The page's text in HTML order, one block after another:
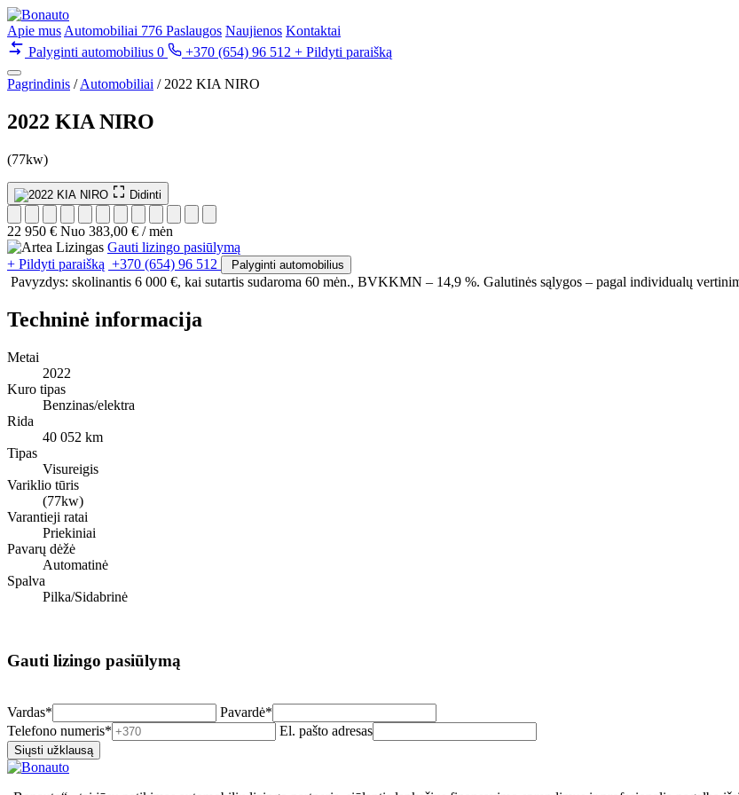
Apie mus Automobiliai 776 Paslaugos Naujienos Kontaktai
Palyginti automobilius 0 +370 (654) 96 512 + Pildyti paraišką
Pagrindinis / Automobiliai / 2022 KIA NIRO
2022 KIA NIRO
(77kw)
Didinti
22 950 € Nuo 383,00 € / mėn
Gauti lizingo pasiūlymą
+ Pildyti paraišką +370 (654) 96 512 Palyginti automobilius
Pavyzdys: skolinantis 6 000 €, kai sutartis sudaroma 60 mėn., BVKKMN – 14,9 %. Galutinės sąlygos – pagal individualų
Techninė informacija
Metai
2022
Kuro tipas
Benzinas/elektra
Rida
40 052 km
Tipas
Visureigis
Variklio tūris
(77kw)
Varantieji ratai
Priekiniai
Pavarų dėžė
Automatinė
Spalva
Pilka/Sidabrinė
Gauti lizingo pasiūlymą
Vardas*
Pavardė*
Telefono numeris*
El. pašto adresas
Siųsti užklausą